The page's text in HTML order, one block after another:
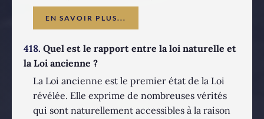
EN SAVOIR PLUS...
418. Quel est le rapport entre la loi naturelle et
la Loi ancienne ?
La Loi ancienne est le premier état de la Loi
révélée. Elle exprime de nombreuses vérités
qui sont naturellement accessibles à la raison